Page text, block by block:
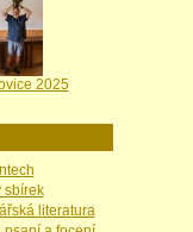
2025
sbírek
literatura